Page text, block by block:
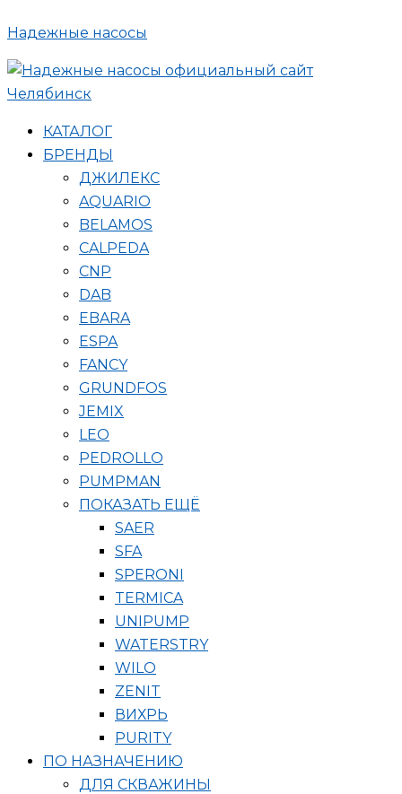
к
содержимому
Надежные насосы
КАТАЛОГ
БРЕНДЫ
ДЖИЛЕКС
AQUARIO
BELAMOS
CALPEDA
CNP
DAB
EBARA
ESPA
FANCY
GRUNDFOS
JEMIX
LEO
PEDROLLO
PUMPMAN
ПОКАЗАТЬ ЕЩЁ
SAER
SFA
SPERONI
TERMICA
UNIPUMP
WATERSTRY
WILO
ZENIT
ВИХРЬ
PURITY
ПО НАЗНАЧЕНИЮ
ДЛЯ СКВАЖИНЫ
товаров